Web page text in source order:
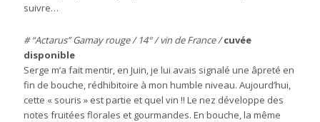
suivre…
# “Actarus” Gamay rouge / 14° / vin de France /cuvée
disponible
Serge m’a fait mentir, en Juin, je lui avais signalé une âpreté en
fin de bouche, rédhibitoire à mon humble niveau. Aujourd’hui,
cette « souris » est partie et quel vin !! Le nez développe des
notes fruitées florales et gourmandes. En bouche, la même